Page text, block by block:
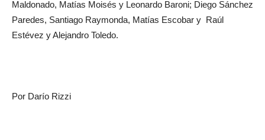
Maldonado, Matías Moisés y Leonardo Baroni; Diego Sánchez
Paredes, Santiago Raymonda, Matías Escobar y Raúl
Estévez y Alejandro Toledo.
Por Darío Rizzi